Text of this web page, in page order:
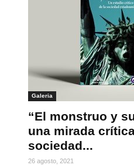
Galeria
“El monstruo y
una mirada
sociedad...
26 agosto, 2021